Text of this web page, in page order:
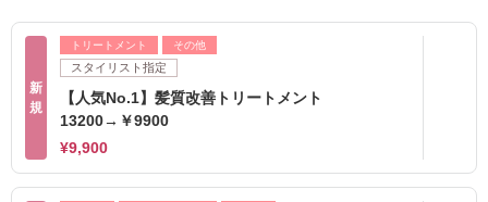
新
規
トリートメント その他
スタイリスト指定
【人気No.1】髪質改善トリートメント
13200→￥9900
¥9,900